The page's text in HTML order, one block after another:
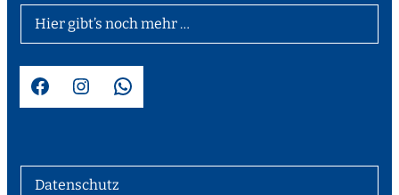
Hier gibt’s noch mehr …
Facebook Instagram WhatsApp
Datenschutz